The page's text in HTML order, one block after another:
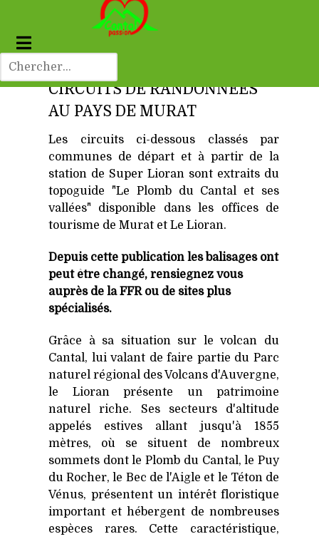
CIRCUITS DE RANDONNÉES
AU PAYS DE MURAT
Les circuits ci-dessous classés par
communes de départ et à partir de la
station de Super Lioran sont extraits du
topoguide "Le Plomb du Cantal et ses
vallées" disponible dans les offices de
tourisme de Murat et Le Lioran.
Depuis cette publication les balisages ont
peut être changé, rensiegnez vous
auprès de la FFR ou de sites plus
spécialisés.
Grâce à sa situation sur le volcan du
Cantal, lui valant de faire partie du Parc
naturel régional des Volcans d'Auvergne,
le Lioran présente un patrimoine
naturel riche. Ses secteurs d'altitude
appelés estives allant jusqu'à 1855
mètres, où se situent de nombreux
sommets dont le Plomb du Cantal, le Puy
du Rocher, le Bec de l'Aigle et le Téton de
Vénus, présentent un intérêt floristique
important et hébergent de nombreuses
espèces rares. Cette caractéristique,